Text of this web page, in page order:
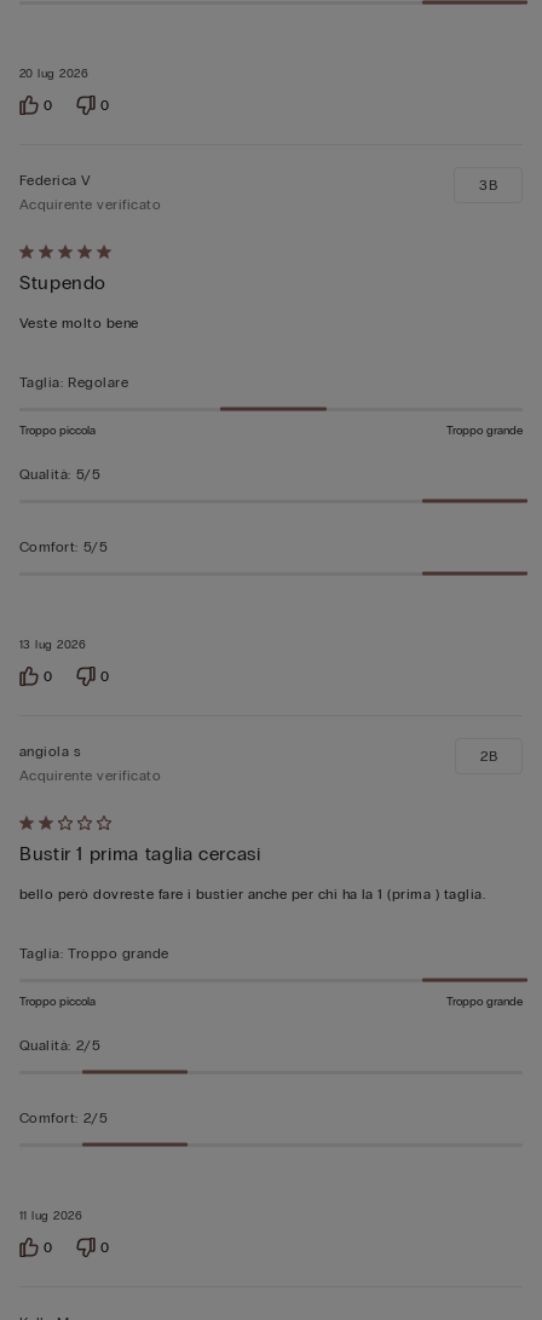
20 lug 2026
0 0
Valutato
5
su
13 lug 2026
Federica V
Acquirente verificato
Stupendo
Veste molto bene
3B
Taglia: Regolare
Troppo piccola Troppo grande
Qualità: 5/5
Comfort: 5/5
0 0
Valutato
2
su
11 lug 2026
angiola s
Acquirente verificato
Bustir 1 prima taglia cercasi
bello però dovreste fare i bustier anche per chi ha la 1 (prima ) taglia.
2B
Taglia: Troppo grande
Troppo piccola Troppo grande
Qualità: 2/5
Comfort: 2/5
0 0